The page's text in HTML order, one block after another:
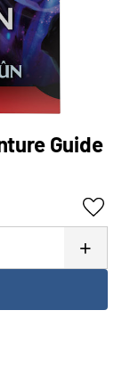
Guide
+